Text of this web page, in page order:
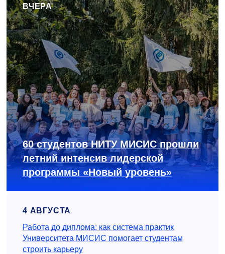
ВЧЕРА
60 студентов НИТУ МИСИС прошли
летний интенсив лидерской
программы «Новый уровень»
4 АВГУСТА
Работа до диплома: как система практик
Университета МИСИС помогает студентам
строить карьеру